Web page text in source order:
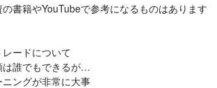
書籍やYouTubeで参考になるものはあります
ードについて
は誰でもできるが…
ングが非常に大事